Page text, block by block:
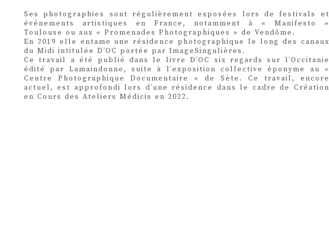
Ses photographies sont régulièrement exposées lors de festivals et
événements artistiques en France, notamment à « Manifesto »
Toulouse ou aux « Promenades Photographiques » de Vendôme.
En 2019 elle entame une résidence photographique le long des canaux
du Midi intitulée D’OC portée par ImageSingulières.
Ce travail a été publié dans le livre D’OC six regards sur l’Occitanie
édité par Lamaindonne, suite à l’exposition collective éponyme au «
Centre Photographique Documentaire » de Sète. Ce travail, encore
actuel, est approfondi lors d’une résidence dans le cadre de Création
en Cours des Ateliers Médicis en 2022.